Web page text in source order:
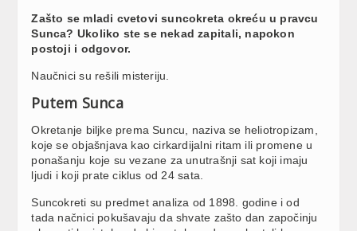
Zašto se mladi cvetovi suncokreta okreću u pravcu
Sunca? Ukoliko ste se nekad zapitali, napokon
postoji i odgovor.
Naučnici su rešili misteriju.
Putem Sunca
Okretanje biljke prema Suncu, naziva se heliotropizam,
koje se objašnjava kao cirkardijalni ritam ili promene u
ponašanju koje su vezane za unutrašnji sat koji imaju
ljudi i koji prate ciklus od 24 sata.
Suncokreti su predmet analiza od 1898. godine i od
tada načnici pokušavaju da shvate zašto dan započinju